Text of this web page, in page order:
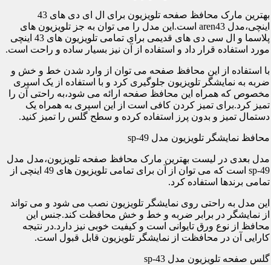
بهترین مارک محافظ صفحه تلویزیون برای ال ای دی های 43
اینچی،مدل aren43 است.این مدل را می توان به جز تلویزیون های
پلاسما و ال سی دی های قدیمی برای تمامی تلویزیون های 43 اینچی
مورد استفاده قرار داد و استفاده از آن نیز بسیار ساده و راحت است.
با استفاده از این محافظ صفحه می توان از وارد شدن خط و خش و
ضربه به نمایشگر تلویزیون جلوگیری کرد و با استفاده از یک اسپری
مخصوص که همراه این محافظ صفحه ارائه می شود،به راحتی آن را
تمیز کرد.برای تمیز کردن کافی است از این اسپری به همراه یک
دستمال تمیز و بدون پرز استفاده کرده و سطح گلس را تمیز کنید.
محافظ نمایشگر تلویزیون مدل sp-49
مدل بعدی در لیست بهترین مارک محافظ صفحه تلویزیون،مدل مدل
sp-49 است که می توان از آن برای تمامی تلویزیون های 49 اینچی از
تمامی برندها استفاده کرد.
این مدل به راحتی روی نمایشگر تلویزیون نصب می شود و می تواند
از نمایشگر در برابر ضربه و خط و خش محافظت کند.جنس این
محافظ از نوع ورق تایوانی است و کیفیت خوبی نیز دارد.در نتیجه
کارایی آن در محافظت از نمایشگر تلویزیون قابل قبول است.
گلس صفحه تلویزیون مدل sp-43